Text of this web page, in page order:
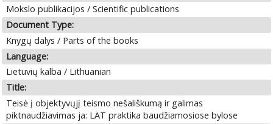
Mokslo publikacijos / Scientific publications
Document Type:
Knygų dalys / Parts of the books
Language:
Lietuvių kalba / Lithuanian
Title:
Teisė į objektyvųjį teismo nešališkumą ir galimas
piktnaudžiavimas ja: LAT praktika baudžiamosiose bylose